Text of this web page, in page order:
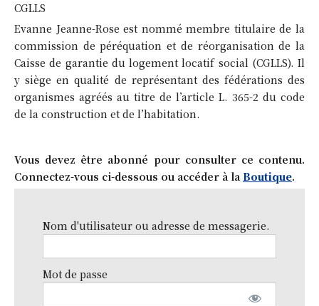
CGLLS
Evanne Jeanne-Rose est nommé membre titulaire de la
commission de péréquation et de réorganisation de la
Caisse de garantie du logement locatif social (CGLLS). Il
y siège en qualité de représentant des fédérations des
organismes agréés au titre de l’article L. 365-2 du code
de la construction et de l’habitation.
Vous devez être abonné pour consulter ce contenu.
Connectez-vous ci-dessous ou accéder à la Boutique.
Nom d'utilisateur ou adresse de messagerie.
Mot de passe